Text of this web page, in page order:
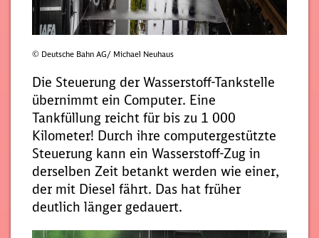
© Deutsche Bahn AG/ Michael Neuhaus
Die Steuerung der Wasserstoff-Tankstelle
übernimmt ein Computer. Eine
Tankfüllung reicht für bis zu 1 000
Kilometer! Durch ihre computergestützte
Steuerung kann ein Wasserstoff-Zug in
derselben Zeit betankt werden wie einer,
der mit Diesel fährt. Das hat früher
deutlich länger gedauert.